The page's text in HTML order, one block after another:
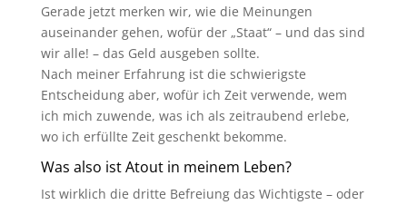
Gerade jetzt merken wir, wie die Meinungen
auseinander gehen, wofür der „Staat“ – und das sind
wir alle! – das Geld ausgeben sollte.
Nach meiner Erfahrung ist die schwierigste
Entscheidung aber, wofür ich Zeit verwende, wem
ich mich zuwende, was ich als zeitraubend erlebe,
wo ich erfüllte Zeit geschenkt bekomme.
Was also ist Atout in meinem Leben?
Ist wirklich die dritte Befreiung das Wichtigste – oder